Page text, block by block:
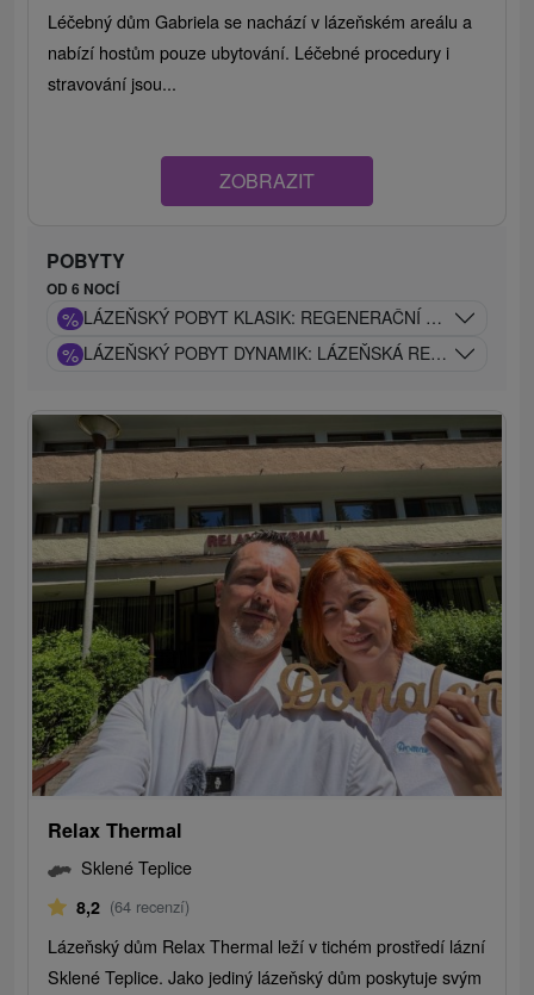
Léčebný dům Gabriela se nachází v lázeňském areálu a
nabízí hostům pouze ubytování. Léčebné procedury i
stravování jsou...
ZOBRAZIT
POBYTY
OD 6 NOCÍ
% LÁZEŇSKÝ POBYT KLASIK: REGENERAČNÍ POBYT S
% LÁZEŇSKÝ POBYT DYNAMIK: LÁZEŇSKÁ
Relax Thermal
Sklené Teplice
8,2 (64 recenzí)
Lázeňský dům Relax Thermal leží v tichém prostředí lázní
Sklené Teplice. Jako jediný lázeňský dům poskytuje svým